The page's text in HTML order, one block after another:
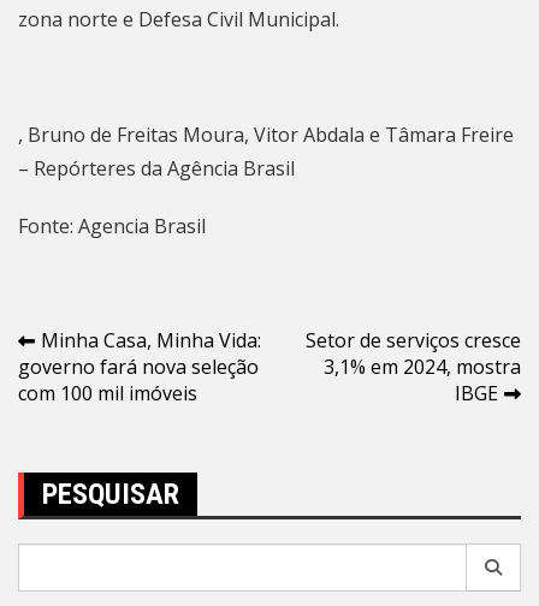
zona norte e Defesa Civil Municipal.
, Bruno de Freitas Moura, Vitor Abdala e Tâmara Freire
– Repórteres da Agência Brasil
Fonte: Agencia Brasil
Navegação
de
Minha Casa, Minha Vida:
governo fará nova seleção
com 100 mil imóveis
Setor de serviços cresce
3,1% em 2024, mostra
IBGE
PESQUISAR